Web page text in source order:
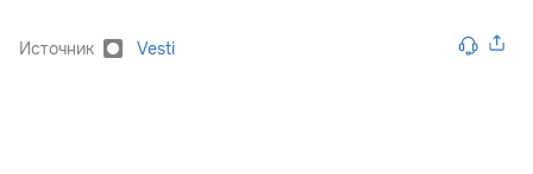
Источник Vesti